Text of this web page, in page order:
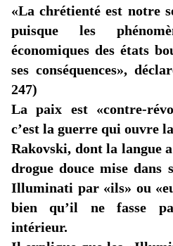
«La chrétienté est notre
puisque les
économiques des états
ses conséquences»,
247)
La paix est«contre-
c’est la guerre qui ouvre
Rakovski, dont la langue
drogue douce mise dans
Illuminati par«ils» ou
bien qu’il ne fasse
intérieur.